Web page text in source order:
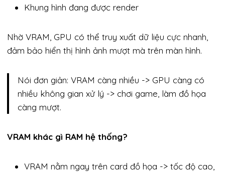
Khung hình đang được render
Nhờ VRAM, GPU có thể truy xuất dữ liệu cực nhanh,
đảm bảo hiển thị hình ảnh mượt mà trên màn hình.
Nói đơn giản: VRAM càng nhiều -> GPU càng có
nhiều không gian xử lý -> chơi game, làm đồ họa
càng mượt.
VRAM khác gì RAM hệ thống?
VRAM nằm ngay trên card đồ họa -> tốc độ cao,